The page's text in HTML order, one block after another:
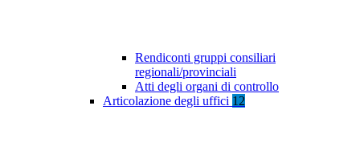
Rendiconti gruppi consiliari
regionali/provinciali
Atti degli organi di controllo
Articolazione degli uffici 12